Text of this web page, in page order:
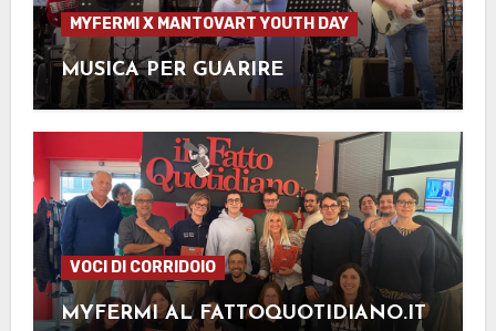
MYFERMI X MANTOVART YOUTH DAY
MUSICA PER GUARIRE
VOCI DI CORRIDOIO
MYFERMI AL FATTOQUOTIDIANO.IT